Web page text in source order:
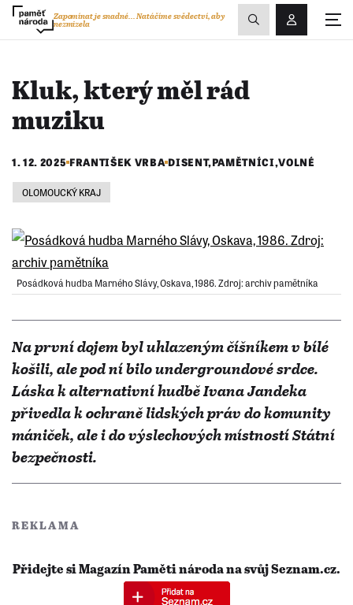
Přihlášení/
Zapomínat je snadné...Natáčíme svědectví, aby
nezmizela
Zobrazit
vyhledávání
Kluk, který měl rád
muziku
1. 12. 2025 FRANTIŠEK VRBA DISENT,PAMĚTNÍCI,VOLNÉ
OLOMOUCKÝ KRAJ
Posádková hudba Marného Slávy, Oskava, 1986. Zdroj: archiv pamětníka
Na první dojem byl uhlazeným číšníkem v bílé
košili, ale pod ní bilo undergroundové srdce.
Láska k alternativní hudbě Ivana Jandeka
přivedla k ochraně lidských práv do komunity
mániček, ale i do výslechových místností Státní
bezpečnosti.
REKLAMA
Přidejte si Magazín Paměti národa na svůj Seznam.cz.